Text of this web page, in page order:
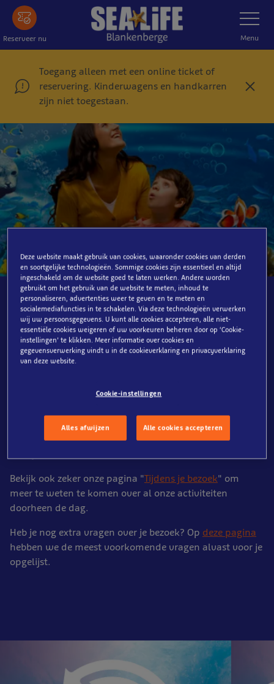
naar
de
hoofdinhoud
Reserveer nu
Toon
navigatie
Menu
Toegang alleen met een online ticket of
reservering. Kinderwagens en handkarren
zijn niet toegestaan.
S
i
n
Belangrijke info
voorafgaand aan jouw
bezoek.
Om het plannen van jouw bezoek te vergemakkelijken,
je alle nodige informatie ter voorbereiding van de grote
dag. Heb je al deze stappen bekeken? Dan ben je klaar
Bekijk ook zeker onze pagina "Tijdens je bezoek" om
meer te weten te komen over al onze activiteiten
doorheen de dag.
Heb je nog extra vragen over je bezoek? Op deze pagina
hebben we de meest voorkomende vragen alvast voor je
opgelijst.
Deze website maakt gebruik van cookies, waaronder cookies van derden
en soortgelijke technologieën. Sommige cookies zijn essentieel en altijd
ingeschakeld om de website goed te laten werken. Andere worden
gebruikt om het gebruik van de website te meten, inhoud te
personaliseren, advertenties weer te geven en te meten en
socialemediafuncties in te schakelen. Via deze technologieën verwerken
wij uw persoonsgegevens. U kunt alle cookies accepteren, alle niet-
essentiële cookies weigeren of uw voorkeuren beheren door op ‘Cookie-
instellingen’ te klikken. Meer informatie over cookies en
gegevensverwerking vindt u in de cookieverklaring en privacyverklaring
van deze website.
Cookie-instellingen
Alles afwijzen Alle cookies accepteren